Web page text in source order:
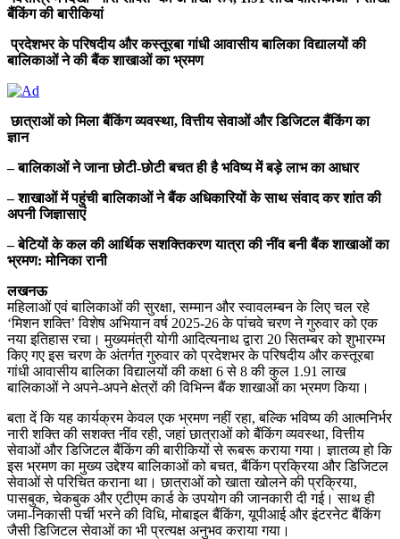
बैंकिंग की बारीकियां
प्रदेशभर के परिषदीय और कस्तूरबा गांधी आवासीय बालिका विद्यालयों की
बालिकाओं ने की बैंक शाखाओं का भ्रमण
छात्राओं को मिला बैंकिंग व्यवस्था, वित्तीय सेवाओं और डिजिटल बैंकिंग का
ज्ञान
– बालिकाओं ने जाना छोटी-छोटी बचत ही है भविष्य में बड़े लाभ का आधार
– शाखाओं में पहुंची बालिकाओं ने बैंक अधिकारियों के साथ संवाद कर शांत की
अपनी जिज्ञासाएं
– बेटियों के कल की आर्थिक सशक्तिकरण यात्रा की नींव बनी बैंक शाखाओं का
भ्रमण: मोनिका रानी
लखनऊ
महिलाओं एवं बालिकाओं की सुरक्षा, सम्मान और स्वावलम्बन के लिए चल रहे
‘मिशन शक्ति’ विशेष अभियान वर्ष 2025-26 के पांचवे चरण ने गुरुवार को एक
नया इतिहास रचा। मुख्यमंत्री योगी आदित्यनाथ द्वारा 20 सितम्बर को शुभारम्भ
किए गए इस चरण के अंतर्गत गुरुवार को प्रदेशभर के परिषदीय और कस्तूरबा
गांधी आवासीय बालिका विद्यालयों की कक्षा 6 से 8 की कुल 1.91 लाख
बालिकाओं ने अपने-अपने क्षेत्रों की विभिन्न बैंक शाखाओं का भ्रमण किया।
बता दें कि यह कार्यक्रम केवल एक भ्रमण नहीं रहा, बल्कि भविष्य की आत्मनिर्भर
नारी शक्ति की सशक्त नींव रही, जहां छात्राओं को बैंकिंग व्यवस्था, वित्तीय
सेवाओं और डिजिटल बैंकिंग की बारीकियों से रूबरू कराया गया। ज्ञातव्य हो कि
इस भ्रमण का मुख्य उद्देश्य बालिकाओं को बचत, बैंकिंग प्रक्रिया और डिजिटल
सेवाओं से परिचित कराना था। छात्राओं को खाता खोलने की प्रक्रिया,
पासबुक, चेकबुक और एटीएम कार्ड के उपयोग की जानकारी दी गई। साथ ही
जमा-निकासी पर्ची भरने की विधि, मोबाइल बैंकिंग, यूपीआई और इंटरनेट बैंकिंग
जैसी डिजिटल सेवाओं का भी प्रत्यक्ष अनुभव कराया गया।